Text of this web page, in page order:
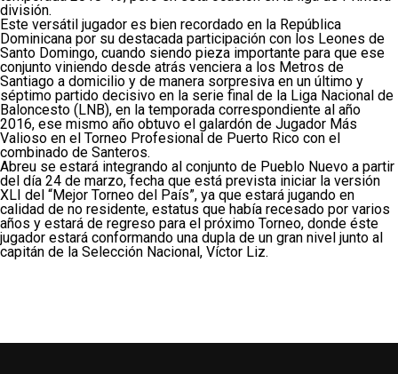
división.
Este versátil jugador es bien recordado en la República
Dominicana por su destacada participación con los Leones de
Santo Domingo, cuando siendo pieza importante para que ese
conjunto viniendo desde atrás venciera a los Metros de
Santiago a domicilio y de manera sorpresiva en un último y
séptimo partido decisivo en la serie final de la Liga Nacional de
Baloncesto (LNB), en la temporada correspondiente al año
2016, ese mismo año obtuvo el galardón de Jugador Más
Valioso en el Torneo Profesional de Puerto Rico con el
combinado de Santeros.
Abreu se estará integrando al conjunto de Pueblo Nuevo a partir
del día 24 de marzo, fecha que está prevista iniciar la versión
XLI del “Mejor Torneo del País”, ya que estará jugando en
calidad de no residente, estatus que había recesado por varios
años y estará de regreso para el próximo Torneo, donde éste
jugador estará conformando una dupla de un gran nivel junto al
capitán de la Selección Nacional, Víctor Liz.